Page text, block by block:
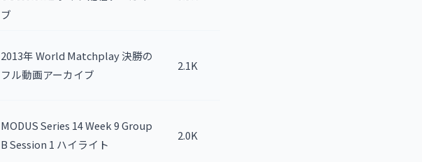
ブ
2013年 World Matchplay 決勝の
フル動画アーカイブ
2.1K
MODUS Series 14 Week 9 Group
B Session 1 ハイライト
2.0K